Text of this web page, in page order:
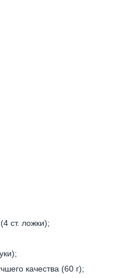
ст. ложки);
качества (60 г);